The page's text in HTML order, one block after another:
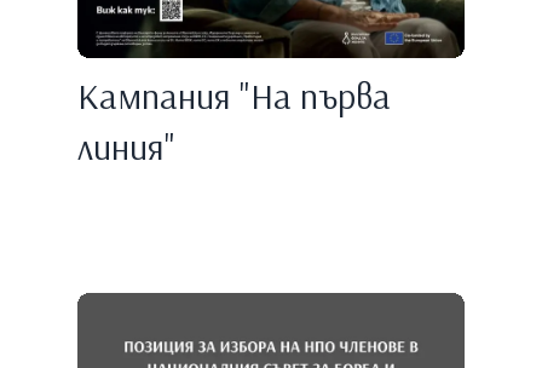
Кампания "На първа
линия"